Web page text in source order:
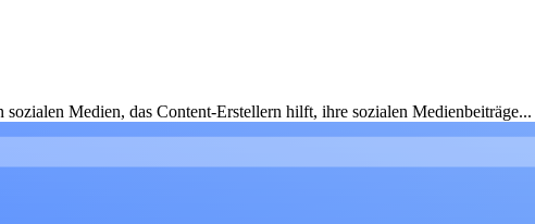
Medien, das Content-Erstellern hilft, ihre sozialen Medienbeiträge...